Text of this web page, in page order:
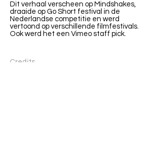
Dit verhaal verscheen op Mindshakes,
draaide op Go Short festival in de
Nederlandse competitie en werd
vertoond op verschillende filmfestivals.
Ook werd het een Vimeo staff pick.
Credits